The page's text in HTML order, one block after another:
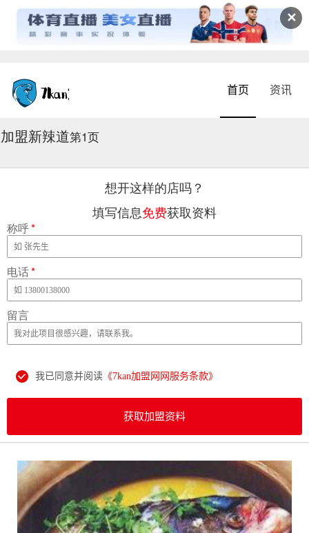
✕
首页 资讯
加盟新辣道第1页
想开这样的店吗？
填写信息免费获取资料
称呼*
电话*
留言
我已同意并阅读 《7kan加盟网网服务条款》
获取加盟资料